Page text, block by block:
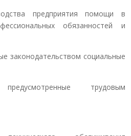
предприятия помощи в
обязанностей и
законодательством социальные
трудовым